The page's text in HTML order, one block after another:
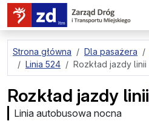
przejdź do treści strony
Strona główna Dla pasażera
Linia 524
Rozkład jazdy linii
Rozkład jazdy linii
Linia autobusowa nocna